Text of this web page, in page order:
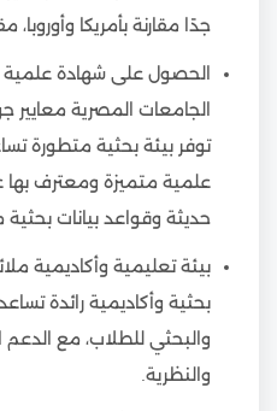
جدًا مقارنة بأمريكا
الحصول على شهادة علمية
الجامعات المصرية
توفر بيئة بحثية متطورة
علمية متميزة ومعترف بها
حديثة وقواعد بيانات بحثية
بيئة تعليمية وأكاديمية
بحثية وأكاديمية رائدة
والبحثي للطلاب، مع
والنظرية.